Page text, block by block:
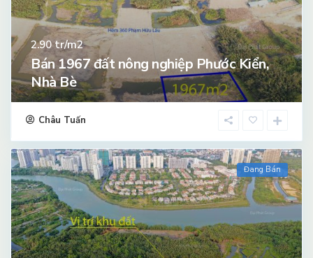
2.90tr/m2
Bán 1967 đất nông nghiệp Phước Kiển,
Nhà Bè
Châu Tuấn
Đang Bán